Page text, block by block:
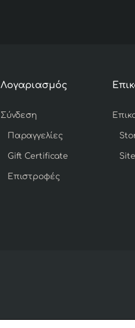
Λογαριασμός
Σύνδεση
Παραγγελίες
Gift Certificate
Επιστροφές